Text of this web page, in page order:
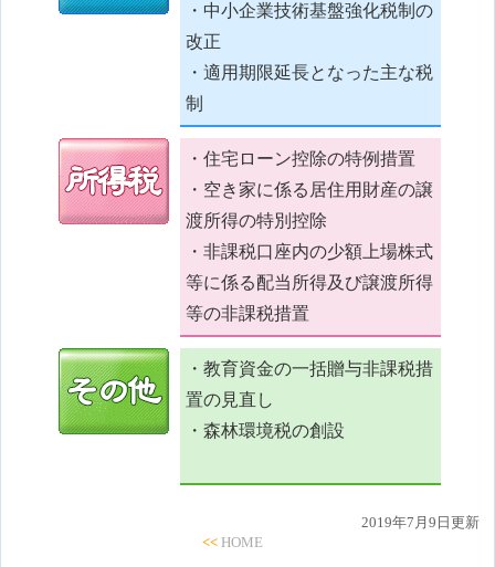
・中小企業技術基盤強化税制の
改正
・適用期限延長となった主な税
制
・住宅ローン控除の特例措置
・空き家に係る居住用財産の譲
渡所得の特別控除
・非課税口座内の少額上場株式
等に係る配当所得及び譲渡所得
等の非課税措置
・教育資金の一括贈与非課税措
置の見直し
・森林環境税の創設
2019年7月9日更新
<< HOME